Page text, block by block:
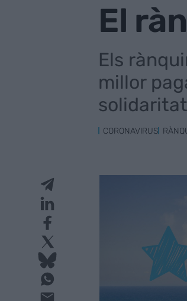
El
Els
millor
solidaritat
CORONAVIRUS